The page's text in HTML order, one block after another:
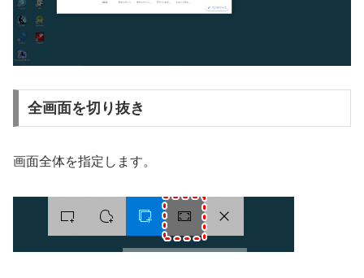
全画面を切り抜き
画面全体を指定します。